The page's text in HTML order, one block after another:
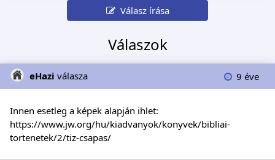
Válasz írása
Válaszok
eHazi válasza 9 éve
Innen esetleg a képek alapján ihlet:
https://www.jw.org/hu/kiadvanyok/konyvek/bibliai-
tortenetek/2/tiz-csapas/